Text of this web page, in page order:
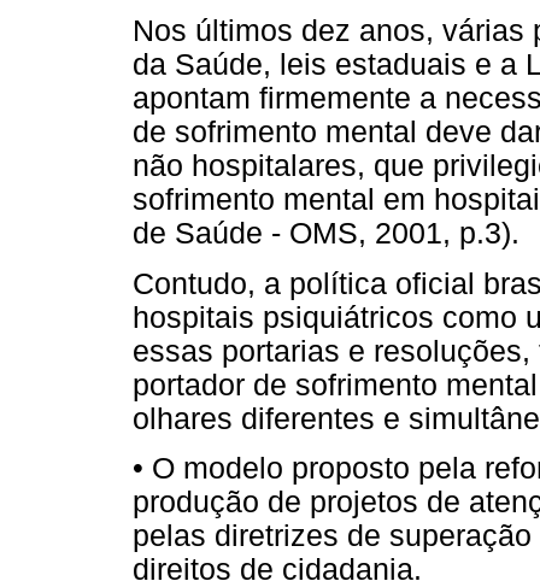
Nos últimos dez anos, várias
da Saúde, leis estaduais e a
apontam firmemente a
de sofrimento mental deve
não hospitalares, que
sofrimento mental em
de Saúde - OMS, 2001, p.3).
Contudo, a política oficial
hospitais psiquiátricos como
essas portarias e
portador de sofrimento
olhares diferentes e
• O modelo proposto pela
produção de projetos de
pelas diretrizes de
direitos de cidadania.